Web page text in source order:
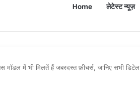
Home लेटेस्ट न्यूज़
में भी मिलतें हैं जबरदस्त फ़ीचर्स, जानिए सभी डिटेल